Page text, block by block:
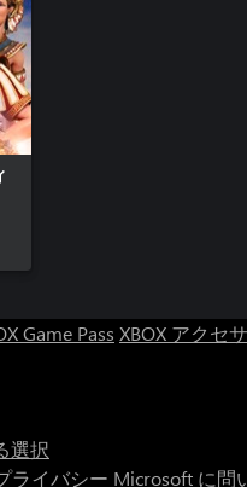
Game Pass XBOX アクセ
選択
ライバシー Microsoft に問